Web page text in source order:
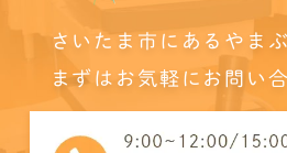
さいたま市にあるやま
まずはお気軽にお問い